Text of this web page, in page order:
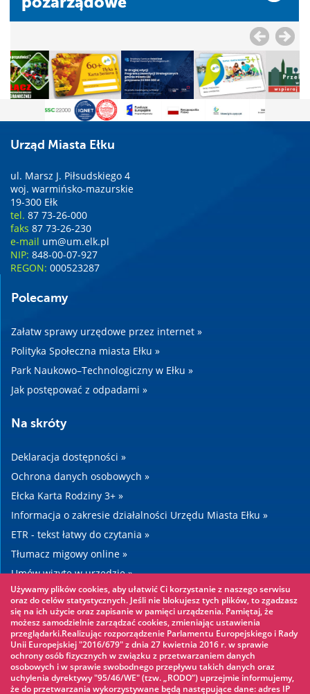
Urząd Miasta Ełku
ul. Marsz J. Piłsudskiego 4
woj. warmińsko-mazurskie
19-300 Ełk
tel. 87 73-26-000
faks 87 73-26-230
e-mail um@um.elk.pl
NIP: 848-00-07-927
REGON: 000523287
Polecamy
Załatw sprawy urzędowe przez internet »
Polityka Społeczna miasta Ełku »
Park Naukowo–Technologiczny w Ełku »
Jak postępować z odpadami »
Na skróty
Deklaracja dostępności »
Ochrona danych osobowych »
Ełcka Karta Rodziny 3+ »
Informacja o zakresie działalności Urzędu Miasta Ełku »
ETR - tekst łatwy do czytania »
Tłumacz migowy online »
Umów wizytę w urzędzie »
Drogi »
Warto zobaczyć
Park linowy »
Park Wodny »
Używamy plików cookies, aby ułatwić Ci korzystanie z naszego serwisu
oraz do celów statystycznych. Jeśli nie blokujesz tych plików, to zgadzasz
się na ich użycie oraz zapisanie w pamięci urządzenia. Pamiętaj, że
możesz samodzielnie zarządzać cookies, zmieniając ustawienia
przeglądarki.Realizując rozporządzenie Parlamentu Europejskiego i Rady
Unii Europejskiej "2016/679" z dnia 27 kwietnia 2016 r. w sprawie
ochrony osób fizycznych w związku z przetwarzaniem danych
osobowych i w sprawie swobodnego przepływu takich danych oraz
uchylenia dyrektywy "95/46/WE" (tzw. „RODO”) uprzejmie informujemy,
że do przetwarzania wykorzystywane będą następujące dane: adres IP